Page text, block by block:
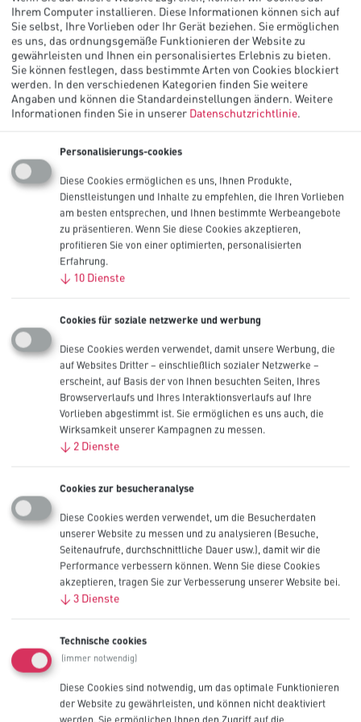
Procell High Power Lithium CR123, 3V
Weitere Informationen
Procell High Power Lithium Intense
CR123, 3V
Procell High Power Lithium Intense CR2,
Weitere Informationen
Energie für professionelle Geräte zu
liefern
Wenn Sie Lithium-Hochleistungsbatterien kaufen, legen Sie Wert
auf Industriebatterien, die eine hohe Entladerate für eine Vielzahl
von Anwendungen bei kurzzeitiger oder kontinuierlicher Entladung
bewältigen können.
mit Eigenschaften wie:
Hohe Energiedichte (3 V)
Flach verlaufende, geringe Selbstentladung
Strenge Qualitätsstandards basierend auf ANSI- und IEC-
Empfehlungen
Ihrem Computer installieren. Diese Informationen können sich auf
Sie selbst, Ihre Vorlieben oder Ihr Gerät beziehen. Sie ermöglichen
es uns, das ordnungsgemäße Funktionieren der Website zu
gewährleisten und Ihnen ein personalisiertes Erlebnis zu bieten.
Sie können festlegen, dass bestimmte Arten von Cookies blockiert
werden. In den verschiedenen Kategorien finden Sie weitere
Angaben und können die Standardeinstellungen ändern. Weitere
Informationen finden Sie in unserer Datenschutzrichtlinie.
Personalisierungs-cookies
Diese Cookies ermöglichen es uns, Ihnen Produkte,
Dienstleistungen und Inhalte zu empfehlen, die Ihren Vorlieben
am besten entsprechen, und Ihnen bestimmte Werbeangebote
zu präsentieren. Wenn Sie diese Cookies akzeptieren,
profitieren Sie von einer optimierten, personalisierten
Erfahrung.
↓ 10 Dienste
Cookies für soziale netzwerke und werbung
Diese Cookies werden verwendet, damit unsere Werbung, die
auf Websites Dritter – einschließlich sozialer Netzwerke –
erscheint, auf Basis der von Ihnen besuchten Seiten, Ihres
Browserverlaufs und Ihres Interaktionsverlaufs auf Ihre
Vorlieben abgestimmt ist. Sie ermöglichen es uns auch, die
Wirksamkeit unserer Kampagnen zu messen.
↓ 2 Dienste
Cookies zur besucheranalyse
Diese Cookies werden verwendet, um die Besucherdaten
unserer Website zu messen und zu analysieren (Besuche,
Seitenaufrufe, durchschnittliche Dauer usw.), damit wir die
Performance verbessern können. Wenn Sie diese Cookies
akzeptieren, tragen Sie zur Verbesserung unserer Website bei.
↓ 3 Dienste
Technische cookies
(immer notwendig)
Diese Cookies sind notwendig, um das optimale Funktionieren
der Website zu gewährleisten, und können nicht deaktiviert